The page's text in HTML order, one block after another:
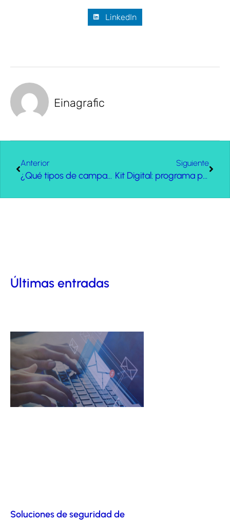
LinkedIn
Einagrafic
Anterior
¿Qué tipos de campañas de Google Ads existen y cuando utilizarlas?
Siguiente
Kit Digital: programa para la digitalización de pymes y autónomos
Últimas entradas
Soluciones de seguridad de